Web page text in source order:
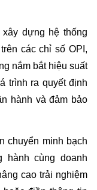
xây dựng hệ thống
các chỉ số OPI,
nắm bắt hiệu suất
trình ra quyết định
hành và đảm bảo
chuyển minh bạch
hành cùng doanh
cao trải nghiệm